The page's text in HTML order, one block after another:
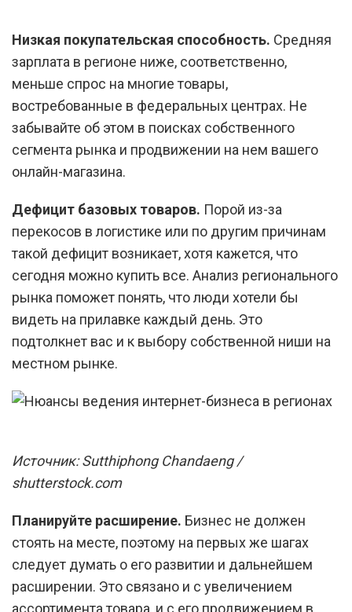
Низкая покупательская способность. Средняя
зарплата в регионе ниже, соответственно,
меньше спрос на многие товары,
востребованные в федеральных центрах. Не
забывайте об этом в поисках собственного
сегмента рынка и продвижении на нем вашего
онлайн-магазина.
Дефицит базовых товаров. Порой из-за
перекосов в логистике или по другим причинам
такой дефицит возникает, хотя кажется, что
сегодня можно купить все. Анализ регионального
рынка поможет понять, что люди хотели бы
видеть на прилавке каждый день. Это
подтолкнет вас и к выбору собственной ниши на
местном рынке.
Источник: Sutthiphong Chandaeng /
shutterstock.com
Планируйте расширение. Бизнес не должен
стоять на месте, поэтому на первых же шагах
следует думать о его развитии и дальнейшем
расширении. Это связано и с увеличением
ассортимента товара, и с его продвижением в